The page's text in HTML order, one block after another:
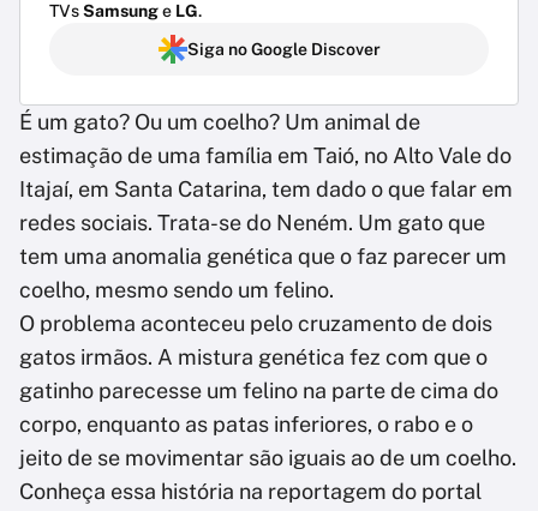
TVsSamsunge LG.
Siga no Google Discover
É um gato? Ou um coelho? Um animal de
estimação de uma família em Taió, no Alto Vale do
Itajaí, em Santa Catarina, tem dado o que falar em
redes sociais. Trata-se do Neném. Um gato que
tem uma anomalia genética que o faz parecer um
coelho, mesmo sendo um felino.
O problema aconteceu pelo cruzamento de dois
gatos irmãos. A mistura genética fez com que o
gatinho parecesse um felino na parte de cima do
corpo, enquanto as patas inferiores, o rabo e o
jeito de se movimentar são iguais ao de um coelho.
Conheça essa história na reportagem do portal